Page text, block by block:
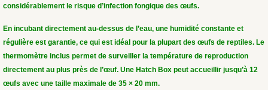
considérablement le risque d’infection fongique des œufs.
En incubant directement au-dessus de l’eau, une humidité constante et
régulière est garantie, ce qui est idéal pour la plupart des œufs de reptiles. Le
thermomètre inclus permet de surveiller la température de reproduction
directement au plus près de l’œuf. Une Hatch Box peut accueillir jusqu’à 12
œufs avec une taille maximale de 35 × 20 mm.